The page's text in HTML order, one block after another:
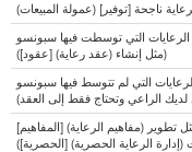
لصفقات الرعاية ناجحة
التي توسطت فيها سبونسو
(مثل إنشاء (عقد رعاية) [عقود])
التي لم تتوسط فيها سبونسو
لديك الراعي وتحتاج فقط إلى العقد)
(مفاهيم الرعاية) [المفاهيم]
(إدارة الرعاية الحصرية) [الحصرية])